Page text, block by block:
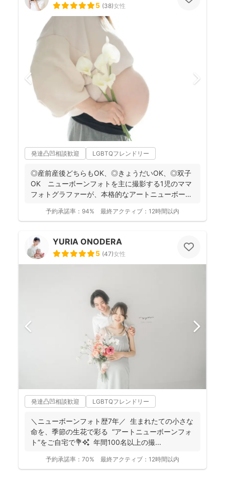
5 (38)女性
発達凸凹相談歓迎 LGBTQフレンドリー
◎産前産後どちらもOK、◎きょうだいOK、◎双子
OK ニューボーンフォトを主に撮影する1児のママ
フォトグラファーが、本格的なアートニューボーン
予約承諾率： 94% 最終アクティブ： 12時間以内
YURIA ONODERA
5 (47)女性
発達凸凹相談歓迎 LGBTQフレンドリー
＼ニューボーンフォト歴7年／ 生まれたての小さな
命を、季節の生花で彩る “アートニューボーンフォ
ト”をご自宅で💐✨ 年間100名以上の撮...
予約承諾率： 70% 最終アクティブ： 12時間以内